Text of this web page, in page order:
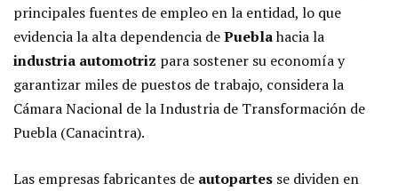
principales fuentes de empleo en la entidad, lo que
evidencia la alta dependencia dePueblahacia la
industria automotriz para sostener su economía y
garantizar miles de puestos de trabajo, considera la
Cámara Nacional de la Industria de Transformación de
Puebla (Canacintra).
Las empresas fabricantes de autopartes se dividen en